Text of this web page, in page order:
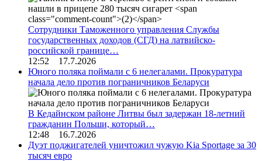
Сотрудники Таможенного управления Службы
государственных доходов (СГД) на латвийско-
российской границе…
12:52 17.7.2026
Юного поляка поймали с 6 нелегалами. Прокуратура
начала дело против пограничников Беларуси
В Кедайнском районе Литвы был задержан 18-летний
гражданин Польши, который…
12:48 16.7.2026
Дуэт поджигателей уничтожил чужую Kia Sportage за 30
тысяч евро